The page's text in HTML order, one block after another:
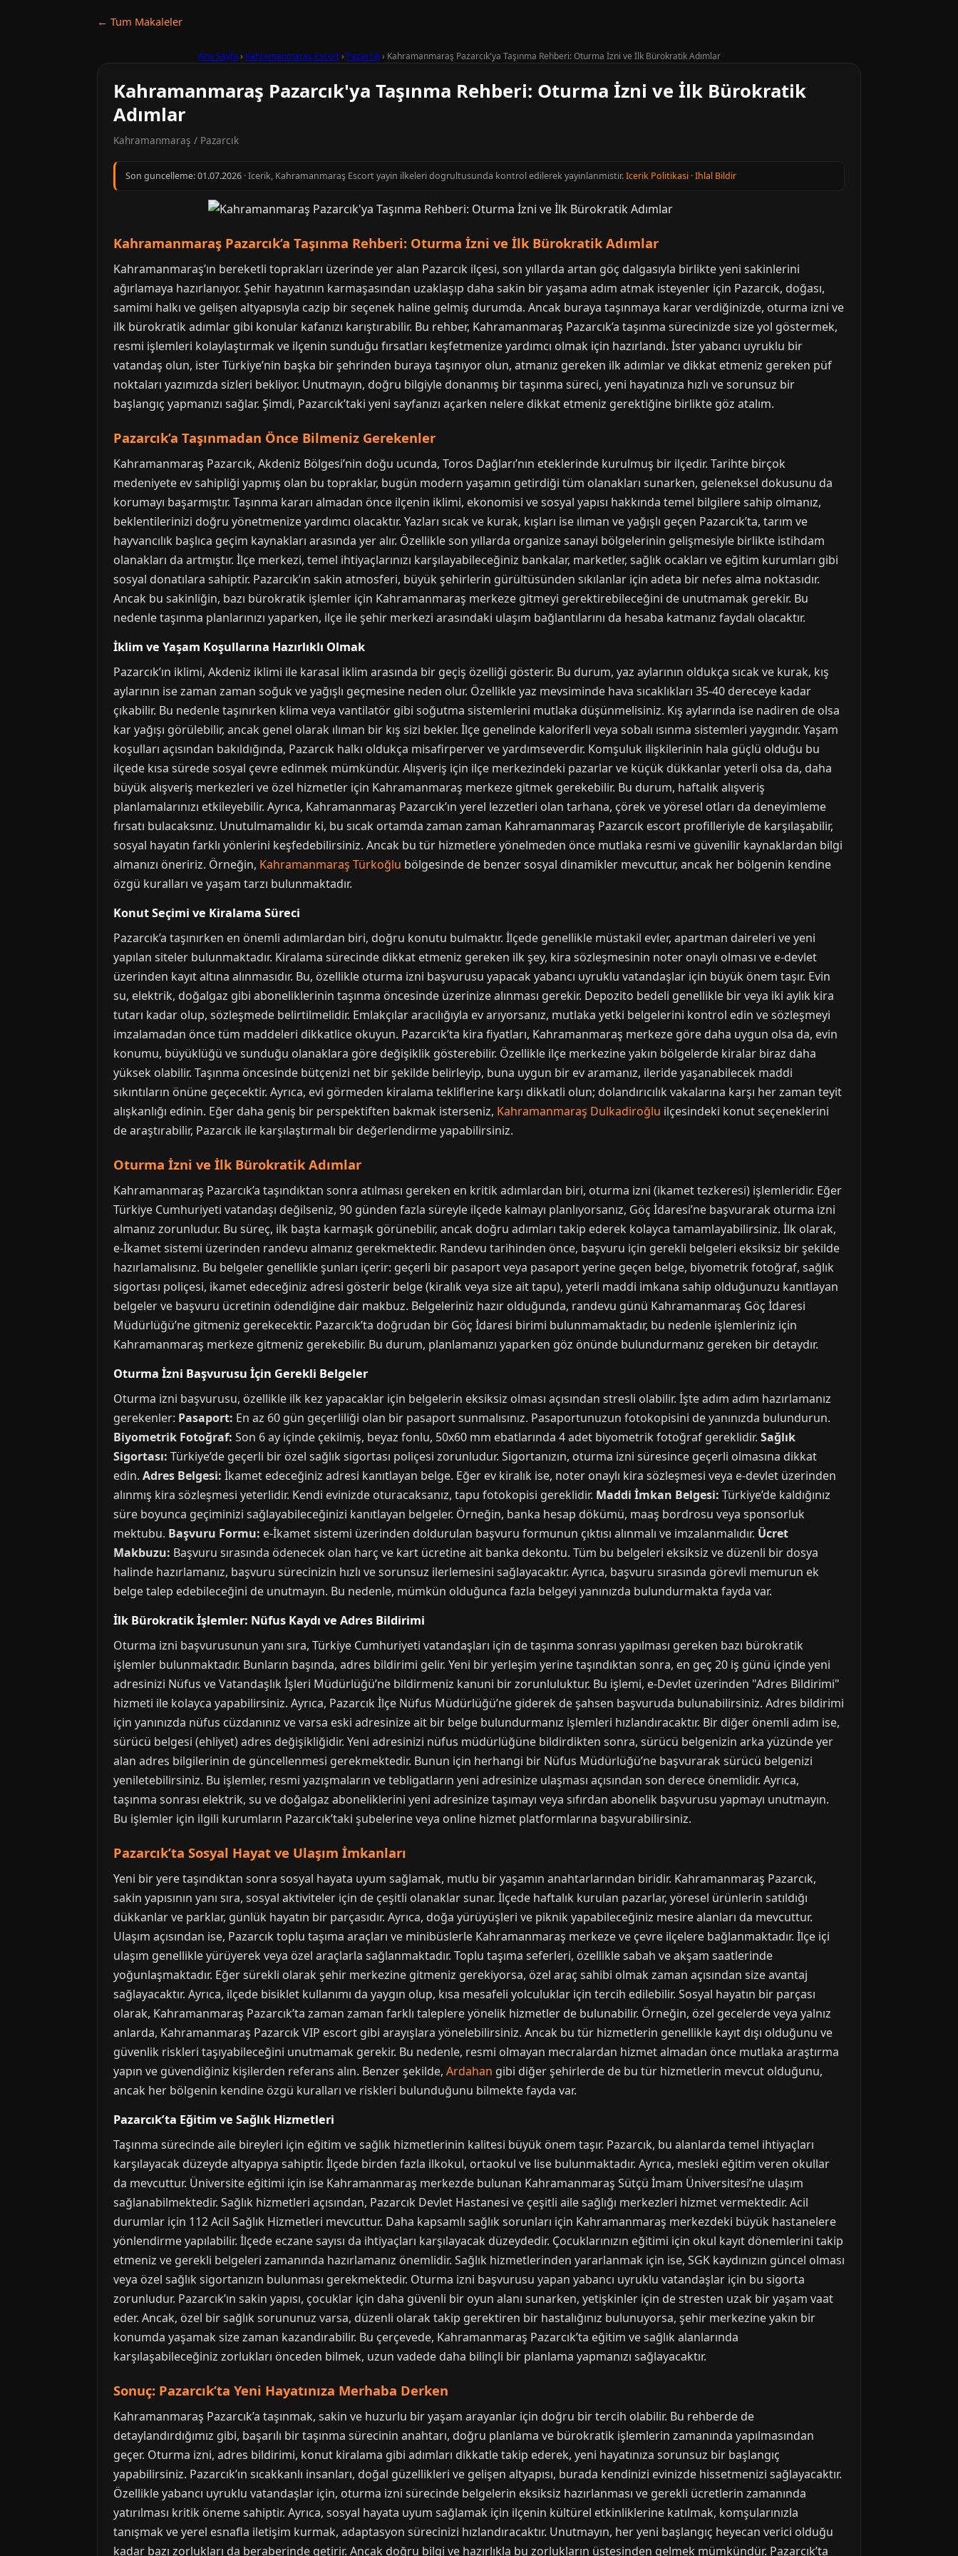
← Tum Makaleler
Ana Sayfa › Kahramanmaraş Escort› Pazarcık› Kahramanmaraş Pazarcık'ya Taşınma Rehberi: Oturma İzni ve İlk Bürokratik Adımlar
Kahramanmaraş Pazarcık'ya Taşınma Rehberi: Oturma İzni ve İlk Bürokratik
Adımlar
Kahramanmaraş / Pazarcık
Son guncelleme:01.07.2026 · Icerik, Kahramanmaraş Escort yayin ilkeleri dogrultusunda kontrol edilerek yayinlanmistir.Icerik Politikasi ·Ihlal Bildir
Kahramanmaraş Pazarcık’a Taşınma Rehberi: Oturma İzni ve İlk Bürokratik Adımlar
Kahramanmaraş’ın bereketli toprakları üzerinde yer alan Pazarcık ilçesi, son yıllarda artan göç dalgasıyla birlikte yeni sakinlerini
ağırlamaya hazırlanıyor. Şehir hayatının karmaşasından uzaklaşıp daha sakin bir yaşama adım atmak isteyenler için Pazarcık, doğası,
samimi halkı ve gelişen altyapısıyla cazip bir seçenek haline gelmiş durumda. Ancak buraya taşınmaya karar verdiğinizde, oturma izni ve
ilk bürokratik adımlar gibi konular kafanızı karıştırabilir. Bu rehber, Kahramanmaraş Pazarcık’a taşınma sürecinizde size yol göstermek,
resmi işlemleri kolaylaştırmak ve ilçenin sunduğu fırsatları keşfetmenize yardımcı olmak için hazırlandı. İster yabancı uyruklu bir
vatandaş olun, ister Türkiye’nin başka bir şehrinden buraya taşınıyor olun, atmanız gereken ilk adımlar ve dikkat etmeniz gereken püf
noktaları yazımızda sizleri bekliyor. Unutmayın, doğru bilgiyle donanmış bir taşınma süreci, yeni hayatınıza hızlı ve sorunsuz bir
başlangıç yapmanızı sağlar. Şimdi, Pazarcık’taki yeni sayfanızı açarken nelere dikkat etmeniz gerektiğine birlikte göz atalım.
Pazarcık’a Taşınmadan Önce Bilmeniz Gerekenler
Kahramanmaraş Pazarcık, Akdeniz Bölgesi’nin doğu ucunda, Toros Dağları’nın eteklerinde kurulmuş bir ilçedir. Tarihte birçok
medeniyete ev sahipliği yapmış olan bu topraklar, bugün modern yaşamın getirdiği tüm olanakları sunarken, geleneksel dokusunu da
korumayı başarmıştır. Taşınma kararı almadan önce ilçenin iklimi, ekonomisi ve sosyal yapısı hakkında temel bilgilere sahip olmanız,
beklentilerinizi doğru yönetmenize yardımcı olacaktır. Yazları sıcak ve kurak, kışları ise ılıman ve yağışlı geçen Pazarcık’ta, tarım ve
hayvancılık başlıca geçim kaynakları arasında yer alır. Özellikle son yıllarda organize sanayi bölgelerinin gelişmesiyle birlikte istihdam
olanakları da artmıştır. İlçe merkezi, temel ihtiyaçlarınızı karşılayabileceğiniz bankalar, marketler, sağlık ocakları ve eğitim kurumları gibi
sosyal donatılara sahiptir. Pazarcık’ın sakin atmosferi, büyük şehirlerin gürültüsünden sıkılanlar için adeta bir nefes alma noktasıdır.
Ancak bu sakinliğin, bazı bürokratik işlemler için Kahramanmaraş merkeze gitmeyi gerektirebileceğini de unutmamak gerekir. Bu
nedenle taşınma planlarınızı yaparken, ilçe ile şehir merkezi arasındaki ulaşım bağlantılarını da hesaba katmanız faydalı olacaktır.
İklim ve Yaşam Koşullarına Hazırlıklı Olmak
Pazarcık’ın iklimi, Akdeniz iklimi ile karasal iklim arasında bir geçiş özelliği gösterir. Bu durum, yaz aylarının oldukça sıcak ve kurak, kış
aylarının ise zaman zaman soğuk ve yağışlı geçmesine neden olur. Özellikle yaz mevsiminde hava sıcaklıkları 35-40 dereceye kadar
çıkabilir. Bu nedenle taşınırken klima veya vantilatör gibi soğutma sistemlerini mutlaka düşünmelisiniz. Kış aylarında ise nadiren de olsa
kar yağışı görülebilir, ancak genel olarak ılıman bir kış sizi bekler. İlçe genelinde kaloriferli veya sobalı ısınma sistemleri yaygındır. Yaşam
koşulları açısından bakıldığında, Pazarcık halkı oldukça misafirperver ve yardımseverdir. Komşuluk ilişkilerinin hala güçlü olduğu bu
ilçede kısa sürede sosyal çevre edinmek mümkündür. Alışveriş için ilçe merkezindeki pazarlar ve küçük dükkanlar yeterli olsa da, daha
büyük alışveriş merkezleri ve özel hizmetler için Kahramanmaraş merkeze gitmek gerekebilir. Bu durum, haftalık alışveriş
planlamalarınızı etkileyebilir. Ayrıca, Kahramanmaraş Pazarcık’ın yerel lezzetleri olan tarhana, çörek ve yöresel otları da deneyimleme
fırsatı bulacaksınız. Unutulmamalıdır ki, bu sıcak ortamda zaman zaman Kahramanmaraş Pazarcık escort profilleriyle de karşılaşabilir,
sosyal hayatın farklı yönlerini keşfedebilirsiniz. Ancak bu tür hizmetlere yönelmeden önce mutlaka resmi ve güvenilir kaynaklardan bilgi
almanızı öneririz. Örneğin, Kahramanmaraş Türkoğlu bölgesinde de benzer sosyal dinamikler mevcuttur, ancak her bölgenin kendine
özgü kuralları ve yaşam tarzı bulunmaktadır.
Konut Seçimi ve Kiralama Süreci
Pazarcık’a taşınırken en önemli adımlardan biri, doğru konutu bulmaktır. İlçede genellikle müstakil evler, apartman daireleri ve yeni
yapılan siteler bulunmaktadır. Kiralama sürecinde dikkat etmeniz gereken ilk şey, kira sözleşmesinin noter onaylı olması ve e-devlet
üzerinden kayıt altına alınmasıdır. Bu, özellikle oturma izni başvurusu yapacak yabancı uyruklu vatandaşlar için büyük önem taşır. Evin
su, elektrik, doğalgaz gibi aboneliklerinin taşınma öncesinde üzerinize alınması gerekir. Depozito bedeli genellikle bir veya iki aylık kira
tutarı kadar olup, sözleşmede belirtilmelidir. Emlakçılar aracılığıyla ev arıyorsanız, mutlaka yetki belgelerini kontrol edin ve sözleşmeyi
imzalamadan önce tüm maddeleri dikkatlice okuyun. Pazarcık’ta kira fiyatları, Kahramanmaraş merkeze göre daha uygun olsa da, evin
konumu, büyüklüğü ve sunduğu olanaklara göre değişiklik gösterebilir. Özellikle ilçe merkezine yakın bölgelerde kiralar biraz daha
yüksek olabilir. Taşınma öncesinde bütçenizi net bir şekilde belirleyip, buna uygun bir ev aramanız, ileride yaşanabilecek maddi
sıkıntıların önüne geçecektir. Ayrıca, evi görmeden kiralama tekliflerine karşı dikkatli olun; dolandırıcılık vakalarına karşı her zaman teyit
alışkanlığı edinin. Eğer daha geniş bir perspektiften bakmak isterseniz, Kahramanmaraş Dulkadiroğlu ilçesindeki konut seçeneklerini
de araştırabilir, Pazarcık ile karşılaştırmalı bir değerlendirme yapabilirsiniz.
Oturma İzni ve İlk Bürokratik Adımlar
Kahramanmaraş Pazarcık’a taşındıktan sonra atılması gereken en kritik adımlardan biri, oturma izni (ikamet tezkeresi) işlemleridir. Eğer
Türkiye Cumhuriyeti vatandaşı değilseniz, 90 günden fazla süreyle ilçede kalmayı planlıyorsanız, Göç İdaresi’ne başvurarak oturma izni
almanız zorunludur. Bu süreç, ilk başta karmaşık görünebilir, ancak doğru adımları takip ederek kolayca tamamlayabilirsiniz. İlk olarak,
e-İkamet sistemi üzerinden randevu almanız gerekmektedir. Randevu tarihinden önce, başvuru için gerekli belgeleri eksiksiz bir şekilde
hazırlamalısınız. Bu belgeler genellikle şunları içerir: geçerli bir pasaport veya pasaport yerine geçen belge, biyometrik fotoğraf, sağlık
sigortası poliçesi, ikamet edeceğiniz adresi gösterir belge (kiralık veya size ait tapu), yeterli maddi imkana sahip olduğunuzu kanıtlayan
belgeler ve başvuru ücretinin ödendiğine dair makbuz. Belgeleriniz hazır olduğunda, randevu günü Kahramanmaraş Göç İdaresi
Müdürlüğü’ne gitmeniz gerekecektir. Pazarcık’ta doğrudan bir Göç İdaresi birimi bulunmamaktadır, bu nedenle işlemleriniz için
Kahramanmaraş merkeze gitmeniz gerekebilir. Bu durum, planlamanızı yaparken göz önünde bulundurmanız gereken bir detaydır.
Oturma İzni Başvurusu İçin Gerekli Belgeler
Oturma izni başvurusu, özellikle ilk kez yapacaklar için belgelerin eksiksiz olması açısından stresli olabilir. İşte adım adım hazırlamanız
gerekenler: Pasaport: En az 60 gün geçerliliği olan bir pasaport sunmalısınız. Pasaportunuzun fotokopisini de yanınızda bulundurun.
Biyometrik Fotoğraf: Son 6 ay içinde çekilmiş, beyaz fonlu, 50x60 mm ebatlarında 4 adet biyometrik fotoğraf gereklidir. Sağlık
Sigortası: Türkiye’de geçerli bir özel sağlık sigortası poliçesi zorunludur. Sigortanızın, oturma izni süresince geçerli olmasına dikkat
edin. Adres Belgesi: İkamet edeceğiniz adresi kanıtlayan belge. Eğer ev kiralık ise, noter onaylı kira sözleşmesi veya e-devlet üzerinden
alınmış kira sözleşmesi yeterlidir. Kendi evinizde oturacaksanız, tapu fotokopisi gereklidir. Maddi İmkan Belgesi: Türkiye’de kaldığınız
süre boyunca geçiminizi sağlayabileceğinizi kanıtlayan belgeler. Örneğin, banka hesap dökümü, maaş bordrosu veya sponsorluk
mektubu. Başvuru Formu: e-İkamet sistemi üzerinden doldurulan başvuru formunun çıktısı alınmalı ve imzalanmalıdır. Ücret
Makbuzu: Başvuru sırasında ödenecek olan harç ve kart ücretine ait banka dekontu. Tüm bu belgeleri eksiksiz ve düzenli bir dosya
halinde hazırlamanız, başvuru sürecinizin hızlı ve sorunsuz ilerlemesini sağlayacaktır. Ayrıca, başvuru sırasında görevli memurun ek
belge talep edebileceğini de unutmayın. Bu nedenle, mümkün olduğunca fazla belgeyi yanınızda bulundurmakta fayda var.
İlk Bürokratik İşlemler: Nüfus Kaydı ve Adres Bildirimi
Oturma izni başvurusunun yanı sıra, Türkiye Cumhuriyeti vatandaşları için de taşınma sonrası yapılması gereken bazı bürokratik
işlemler bulunmaktadır. Bunların başında, adres bildirimi gelir. Yeni bir yerleşim yerine taşındıktan sonra, en geç 20 iş günü içinde yeni
adresinizi Nüfus ve Vatandaşlık İşleri Müdürlüğü’ne bildirmeniz kanuni bir zorunluluktur. Bu işlemi, e-Devlet üzerinden "Adres Bildirimi"
hizmeti ile kolayca yapabilirsiniz. Ayrıca, Pazarcık İlçe Nüfus Müdürlüğü’ne giderek de şahsen başvuruda bulunabilirsiniz. Adres bildirimi
için yanınızda nüfus cüzdanınız ve varsa eski adresinize ait bir belge bulundurmanız işlemleri hızlandıracaktır. Bir diğer önemli adım ise,
sürücü belgesi (ehliyet) adres değişikliğidir. Yeni adresinizi nüfus müdürlüğüne bildirdikten sonra, sürücü belgenizin arka yüzünde yer
alan adres bilgilerinin de güncellenmesi gerekmektedir. Bunun için herhangi bir Nüfus Müdürlüğü’ne başvurarak sürücü belgenizi
yeniletebilirsiniz. Bu işlemler, resmi yazışmaların ve tebligatların yeni adresinize ulaşması açısından son derece önemlidir. Ayrıca,
taşınma sonrası elektrik, su ve doğalgaz aboneliklerini yeni adresinize taşımayı veya sıfırdan abonelik başvurusu yapmayı unutmayın.
Bu işlemler için ilgili kurumların Pazarcık’taki şubelerine veya online hizmet platformlarına başvurabilirsiniz.
Pazarcık’ta Sosyal Hayat ve Ulaşım İmkanları
Yeni bir yere taşındıktan sonra sosyal hayata uyum sağlamak, mutlu bir yaşamın anahtarlarından biridir. Kahramanmaraş Pazarcık,
sakin yapısının yanı sıra, sosyal aktiviteler için de çeşitli olanaklar sunar. İlçede haftalık kurulan pazarlar, yöresel ürünlerin satıldığı
dükkanlar ve parklar, günlük hayatın bir parçasıdır. Ayrıca, doğa yürüyüşleri ve piknik yapabileceğiniz mesire alanları da mevcuttur.
Ulaşım açısından ise, Pazarcık toplu taşıma araçları ve minibüslerle Kahramanmaraş merkeze ve çevre ilçelere bağlanmaktadır. İlçe içi
ulaşım genellikle yürüyerek veya özel araçlarla sağlanmaktadır. Toplu taşıma seferleri, özellikle sabah ve akşam saatlerinde
yoğunlaşmaktadır. Eğer sürekli olarak şehir merkezine gitmeniz gerekiyorsa, özel araç sahibi olmak zaman açısından size avantaj
sağlayacaktır. Ayrıca, ilçede bisiklet kullanımı da yaygın olup, kısa mesafeli yolculuklar için tercih edilebilir. Sosyal hayatın bir parçası
olarak, Kahramanmaraş Pazarcık’ta zaman zaman farklı taleplere yönelik hizmetler de bulunabilir. Örneğin, özel gecelerde veya yalnız
anlarda, Kahramanmaraş Pazarcık VIP escort gibi arayışlara yönelebilirsiniz. Ancak bu tür hizmetlerin genellikle kayıt dışı olduğunu ve
güvenlik riskleri taşıyabileceğini unutmamak gerekir. Bu nedenle, resmi olmayan mecralardan hizmet almadan önce mutlaka araştırma
yapın ve güvendiğiniz kişilerden referans alın. Benzer şekilde, Ardahan gibi diğer şehirlerde de bu tür hizmetlerin mevcut olduğunu,
ancak her bölgenin kendine özgü kuralları ve riskleri bulunduğunu bilmekte fayda var.
Pazarcık’ta Eğitim ve Sağlık Hizmetleri
Taşınma sürecinde aile bireyleri için eğitim ve sağlık hizmetlerinin kalitesi büyük önem taşır. Pazarcık, bu alanlarda temel ihtiyaçları
karşılayacak düzeyde altyapıya sahiptir. İlçede birden fazla ilkokul, ortaokul ve lise bulunmaktadır. Ayrıca, mesleki eğitim veren okullar
da mevcuttur. Üniversite eğitimi için ise Kahramanmaraş merkezde bulunan Kahramanmaraş Sütçü İmam Üniversitesi’ne ulaşım
sağlanabilmektedir. Sağlık hizmetleri açısından, Pazarcık Devlet Hastanesi ve çeşitli aile sağlığı merkezleri hizmet vermektedir. Acil
durumlar için 112 Acil Sağlık Hizmetleri mevcuttur. Daha kapsamlı sağlık sorunları için Kahramanmaraş merkezdeki büyük hastanelere
yönlendirme yapılabilir. İlçede eczane sayısı da ihtiyaçları karşılayacak düzeydedir. Çocuklarınızın eğitimi için okul kayıt dönemlerini takip
etmeniz ve gerekli belgeleri zamanında hazırlamanız önemlidir. Sağlık hizmetlerinden yararlanmak için ise, SGK kaydınızın güncel olması
veya özel sağlık sigortanızın bulunması gerekmektedir. Oturma izni başvurusu yapan yabancı uyruklu vatandaşlar için bu sigorta
zorunludur. Pazarcık’ın sakin yapısı, çocuklar için daha güvenli bir oyun alanı sunarken, yetişkinler için de stresten uzak bir yaşam vaat
eder. Ancak, özel bir sağlık sorununuz varsa, düzenli olarak takip gerektiren bir hastalığınız bulunuyorsa, şehir merkezine yakın bir
konumda yaşamak size zaman kazandırabilir. Bu çerçevede, Kahramanmaraş Pazarcık’ta eğitim ve sağlık alanlarında
karşılaşabileceğiniz zorlukları önceden bilmek, uzun vadede daha bilinçli bir planlama yapmanızı sağlayacaktır.
Sonuç: Pazarcık’ta Yeni Hayatınıza Merhaba Derken
Kahramanmaraş Pazarcık’a taşınmak, sakin ve huzurlu bir yaşam arayanlar için doğru bir tercih olabilir. Bu rehberde de
detaylandırdığımız gibi, başarılı bir taşınma sürecinin anahtarı, doğru planlama ve bürokratik işlemlerin zamanında yapılmasından
geçer. Oturma izni, adres bildirimi, konut kiralama gibi adımları dikkatle takip ederek, yeni hayatınıza sorunsuz bir başlangıç
yapabilirsiniz. Pazarcık’ın sıcakkanlı insanları, doğal güzellikleri ve gelişen altyapısı, burada kendinizi evinizde hissetmenizi sağlayacaktır.
Özellikle yabancı uyruklu vatandaşlar için, oturma izni sürecinde belgelerin eksiksiz hazırlanması ve gerekli ücretlerin zamanında
yatırılması kritik öneme sahiptir. Ayrıca, sosyal hayata uyum sağlamak için ilçenin kültürel etkinliklerine katılmak, komşularınızla
tanışmak ve yerel esnafla iletişim kurmak, adaptasyon sürecinizi hızlandıracaktır. Unutmayın, her yeni başlangıç heyecan verici olduğu
kadar bazı zorlukları da beraberinde getirir. Ancak doğru bilgi ve hazırlıkla bu zorlukların üstesinden gelmek mümkündür. Pazarcık’ta